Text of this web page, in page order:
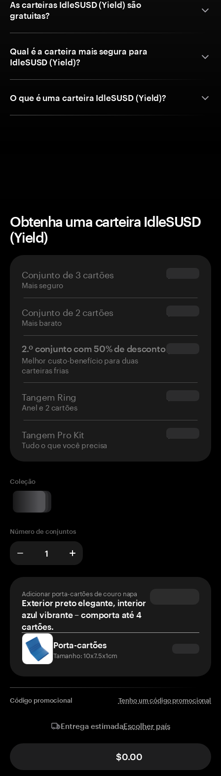
As carteiras IdleSUSD (Yield) são
gratuitas?
Qual é a carteira mais segura para
IdleSUSD (Yield)?
O que é uma carteira IdleSUSD (Yield)?
Obtenha uma carteira IdleSUSD
(Yield)
Conjunto de 3 cartões
Mais seguro
$69.90
Conjunto de 2 cartões
Mais barato
$54.90
2.º conjunto com 50% de desconto
Melhor custo-benefício para duas
carteiras frias
$34.95
Tangem Ring
Anel e 2 cartões
$160.00
Tangem Pro Kit
Tudo o que você precisa
$180.00
Coleção
Número de conjuntos
Adicionar porta-cartões de couro napa
Exterior preto elegante, interior
azul vibrante – comporta até 4
cartões.
Porta-cartões
Tamanho: 10x7.5x1cm
Código promocional Tenho um código promocional
Entrega estimadaEscolher país
$0.00